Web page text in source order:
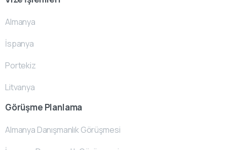
Almanya
İspanya
Portekiz
Litvanya
Görüşme Planlama
Almanya Danışmanlık Görüşmesi